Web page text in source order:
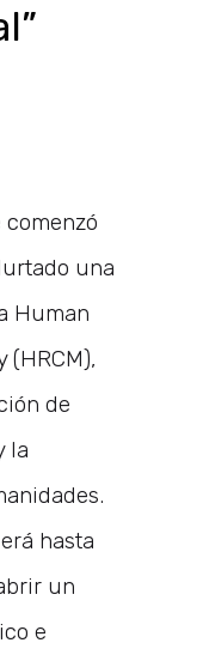
una
Human
(HRCM),
de
la
hasta
un
e